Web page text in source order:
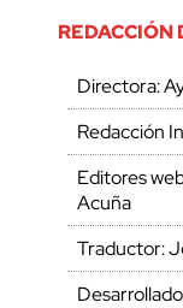
REDACCIÓN
Directora:
Redacción
Editores
Acuña
Traductor: